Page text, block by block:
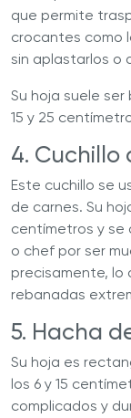
que permite
crocantes como
sin aplastarlos o
Su hoja suele
15 y 25
4. Cuchillo
Este cuchillo se
de carnes. Su
centímetros y se
o chef por ser
precisamente, lo
rebanadas
5. Hacha
Su hoja es
los 6 y 15
complicados y